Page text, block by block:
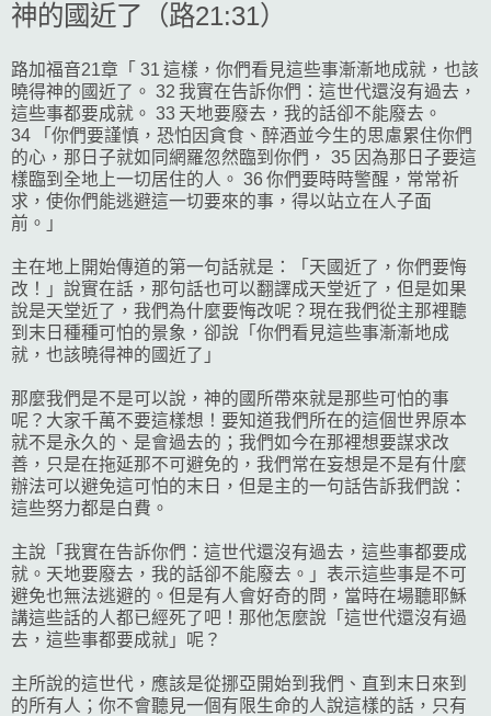
神的國近了（路21:31）
路加福音21章「 31 這樣，你們看見這些事漸漸地成就，也該
曉得神的國近了。 32 我實在告訴你們：這世代還沒有過去，
這些事都要成就。 33 天地要廢去，我的話卻不能廢去。
34 「你們要謹慎，恐怕因貪食、醉酒並今生的思慮累住你們
的心，那日子就如同網羅忽然臨到你們， 35 因為那日子要這
樣臨到全地上一切居住的人。 36 你們要時時警醒，常常祈
求，使你們能逃避這一切要來的事，得以站立在人子面
前。」
主在地上開始傳道的第一句話就是：「天國近了，你們要悔
改！」說實在話，那句話也可以翻譯成天堂近了，但是如果
說是天堂近了，我們為什麼要悔改呢？現在我們從主那裡聽
到末日種種可怕的景象，卻說「你們看見這些事漸漸地成
就，也該曉得神的國近了」
那麼我們是不是可以說，神的國所帶來就是那些可怕的事
呢？大家千萬不要這樣想！要知道我們所在的這個世界原本
就不是永久的、是會過去的；我們如今在那裡想要謀求改
善，只是在拖延那不可避免的，我們常在妄想是不是有什麼
辦法可以避免這可怕的末日，但是主的一句話告訴我們說：
這些努力都是白費。
主說「我實在告訴你們：這世代還沒有過去，這些事都要成
就。天地要廢去，我的話卻不能廢去。」表示這些事是不可
避免也無法逃避的。但是有人會好奇的問，當時在場聽耶穌
講這些話的人都已經死了吧！那他怎麼說「這世代還沒有過
去，這些事都要成就」呢？
主所說的這世代，應該是從挪亞開始到我們、直到末日來到
的所有人；你不會聽見一個有限生命的人說這樣的話，只有